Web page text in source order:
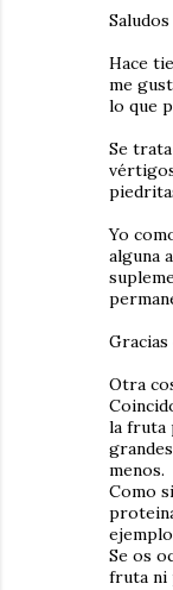
Hace
me
lo que
Se
Yo
alguna
Gracias
Otra
la fruta
menos.
Como
Se os
fruta ni